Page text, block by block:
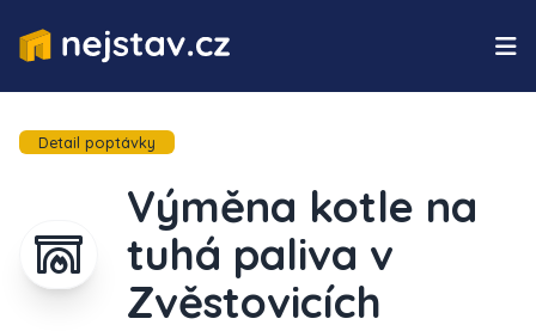
Detail poptávky
Výměna kotle na
tuhá paliva v
Zvěstovicích